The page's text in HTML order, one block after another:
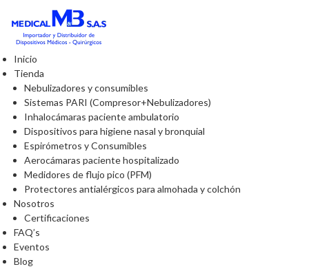
Inicio
Tienda
Nebulizadores y consumibles
Sistemas PARI (Compresor+Nebulizadores)
Inhalocámaras paciente ambulatorio
Dispositivos para higiene nasal y bronquial
Espirómetros y Consumibles
Aerocámaras paciente hospitalizado
Medidores de flujo pico (PFM)
Protectores antialérgicos para almohada y colchón
Nosotros
Certificaciones
FAQ’s
Eventos
Blog